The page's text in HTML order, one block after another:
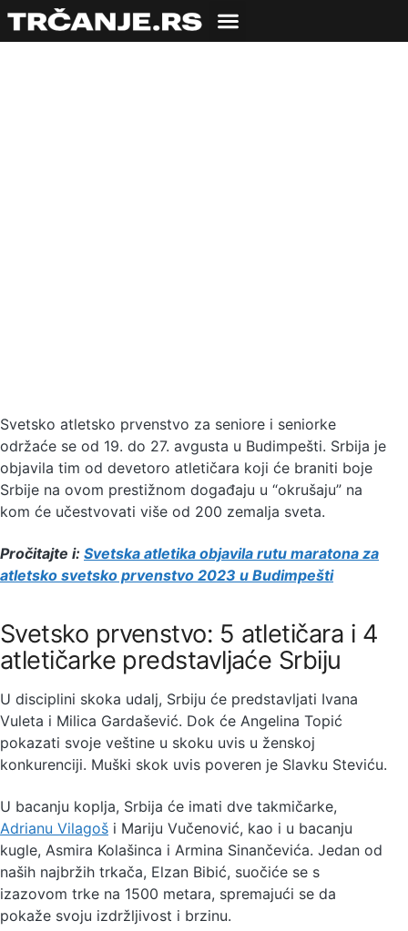
Svetsko atletsko prvenstvo za seniore i seniorke
održaće se od 19. do 27. avgusta u Budimpešti. Srbija je
objavila tim od devetoro atletičara koji će braniti boje
Srbije na ovom prestižnom događaju u “okrušaju” na
kom će učestvovati više od 200 zemalja sveta.
Pročitajte i: Svetska atletika objavila rutu maratona za
atletsko svetsko prvenstvo 2023 u Budimpešti
Svetsko prvenstvo: 5 atletičara i 4
atletičarke predstavljaće Srbiju
U disciplini skoka udalj, Srbiju će predstavljati Ivana
Vuleta i Milica Gardašević. Dok će Angelina Topić
pokazati svoje veštine u skoku uvis u ženskoj
konkurenciji. Muški skok uvis poveren je Slavku Steviću.
U bacanju koplja, Srbija će imati dve takmičarke,
Adrianu Vilagoš i Mariju Vučenović, kao i u bacanju
kugle, Asmira Kolašinca i Armina Sinančevića. Jedan od
naših najbržih trkača, Elzan Bibić, suočiće se s
izazovom trke na 1500 metara, spremajući se da
pokaže svoju izdržljivost i brzinu.